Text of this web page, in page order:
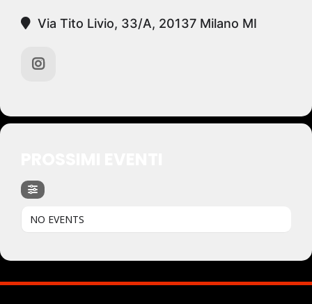
Via Tito Livio, 33/A, 20137 Milano MI
NO EVENTS